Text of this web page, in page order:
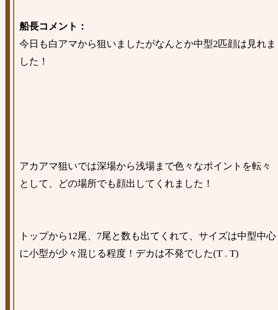
船長コメント：
今日も白アマから狙いましたがなんとか中型2匹顔は見れま
した！
アカアマ狙いでは深場から浅場まで色々なポイントを転々
として、どの場所でも顔出してくれました！
トップから12尾、7尾と数も出てくれて、サイズは中型中心
に小型が少々混じる程度！デカは不発でした(T . T)